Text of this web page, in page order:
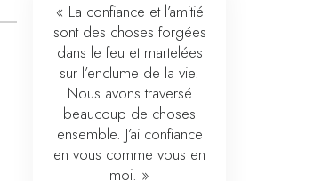
« La confiance et l’amitié
sont des choses forgées
dans le feu et martelées
sur l’enclume de la vie.
Nous avons traversé
beaucoup de choses
ensemble. J’ai confiance
en vous comme vous en
moi. »